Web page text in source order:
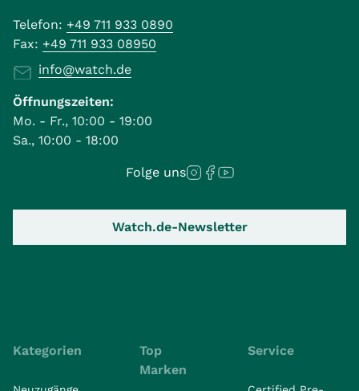
Telefon: +49 711 933 0890
Fax: +49 711 933 08950
info@watch.de
Öffnungszeiten:
Mo. - Fr., 10:00 - 19:00
Sa., 10:00 - 18:00
Folge uns
Watch.de-Newsletter
Kategorien
Top
Marken
Service